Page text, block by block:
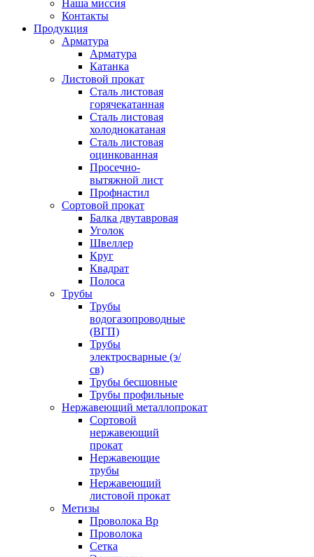
Наша миссия
Контакты
Продукция
Арматура
Арматура
Катанка
Листовой прокат
Сталь листовая
горячекатанная
Сталь листовая
холоднокатаная
Сталь листовая
оцинкованная
Просечно-
вытяжной лист
Профнастил
Сортовой прокат
Балка двутавровая
Уголок
Швеллер
Круг
Квадрат
Полоса
Трубы
Трубы
водогазопроводные
(ВГП)
Трубы
электросварные (э/
св)
Трубы бесшовные
Трубы профильные
Нержавеющий металлопрокат
Сортовой
нержавеющий
прокат
Нержавеющие
трубы
Нержавеющий
листовой прокат
Метизы
Проволока Вр
Проволока
Сетка